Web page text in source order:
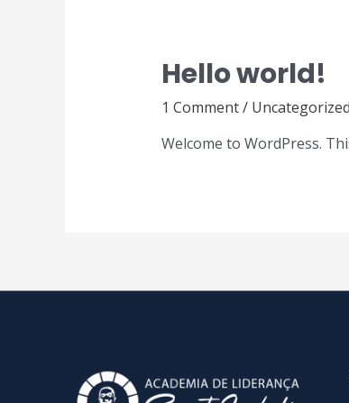
Hello world!
1 Comment/ Uncategorized
Welcome to WordPress.